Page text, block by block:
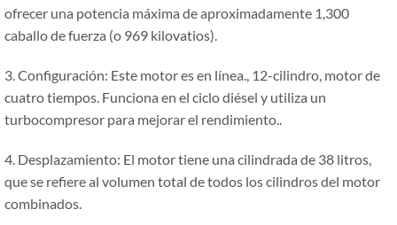
ofrecer una potencia máxima de aproximadamente 1,300
caballo de fuerza (o 969 kilovatios).
3. Configuración: Este motor es en línea., 12-cilindro, motor de
cuatro tiempos. Funciona en el ciclo diésel y utiliza un
turbocompresor para mejorar el rendimiento..
4. Desplazamiento: El motor tiene una cilindrada de 38 litros,
que se refiere al volumen total de todos los cilindros del motor
combinados.